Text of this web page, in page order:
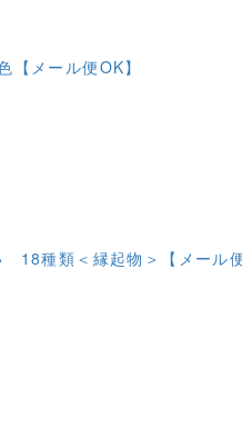
メール便OK】
18種類＜縁起物＞【メール便